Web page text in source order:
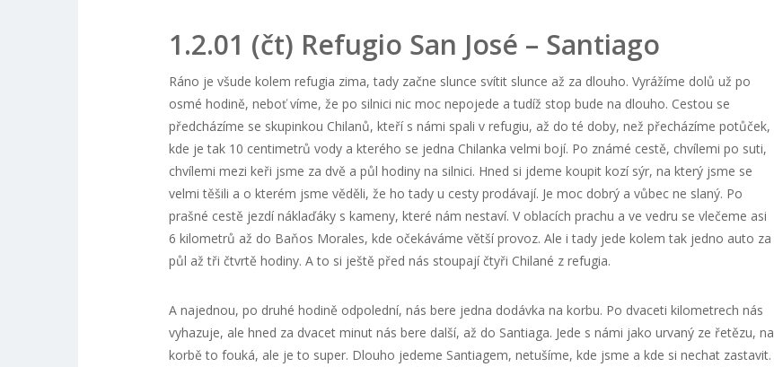
1.2.01 (čt) Refugio San José – Santiago
Ráno je všude kolem refugia zima, tady začne slunce svítit slunce až za dlouho. Vyrážíme dolů už po
osmé hodině, neboť víme, že po silnici nic moc nepojede a tudíž stop bude na dlouho. Cestou se
předcházíme se skupinkou Chilanů, kteří s námi spali v refugiu, až do té doby, než přecházíme potůček,
kde je tak 10 centimetrů vody a kterého se jedna Chilanka velmi bojí. Po známé cestě, chvílemi po suti,
chvílemi mezi keři jsme za dvě a půl hodiny na silnici. Hned si jdeme koupit kozí sýr, na který jsme se
velmi těšili a o kterém jsme věděli, že ho tady u cesty prodávají. Je moc dobrý a vůbec ne slaný. Po
prašné cestě jezdí náklaďáky s kameny, které nám nestaví. V oblacích prachu a ve vedru se vlečeme asi
6 kilometrů až do Baňos Morales, kde očekáváme větší provoz. Ale i tady jede kolem tak jedno auto za
půl až tři čtvrtě hodiny. A to si ještě před nás stoupají čtyři Chilané z refugia.
A najednou, po druhé hodině odpolední, nás bere jedna dodávka na korbu. Po dvaceti kilometrech nás
vyhazuje, ale hned za dvacet minut nás bere další, až do Santiaga. Jede s námi jako urvaný ze řetězu, na
korbě to fouká, ale je to super. Dlouho jedeme Santiagem, netušíme, kde jsme a kde si nechat zastavit.